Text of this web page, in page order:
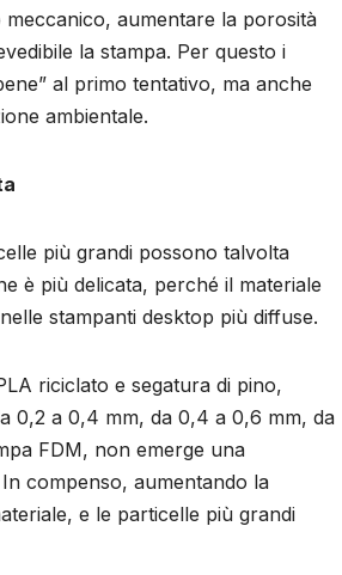
meccanico, aumentare la porosità
la stampa. Per questo i
al primo tentativo, ma anche
ambientale.
più grandi possono talvolta
è più delicata, perché il materiale
stampanti desktop più diffuse.
riciclato e segatura di pino,
0,2 a 0,4 mm, da 0,4 a 0,6 mm, da
FDM, non emerge una
compenso, aumentando la
e le particelle più grandi